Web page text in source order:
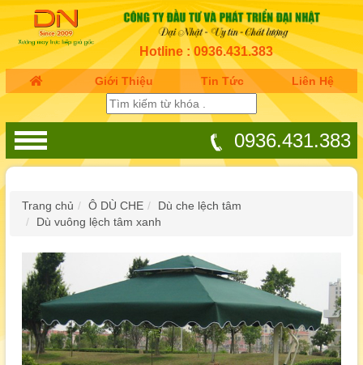
Hotline : 0936.431.383
Giới Thiệu Tin Tức Liên Hệ
0936.431.383
Trang chủ Ô DÙ CHE
Dù che lệch tâm
Dù vuông lệch tâm xanh